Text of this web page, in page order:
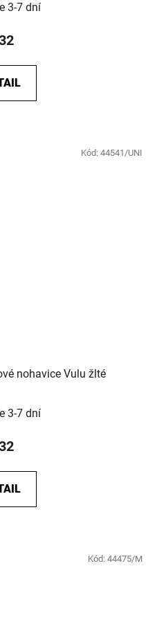
3-7 dní
nohavice Vulu žlté
3-7 dní
Kód: 44541/UNI
Kód: 44475/M